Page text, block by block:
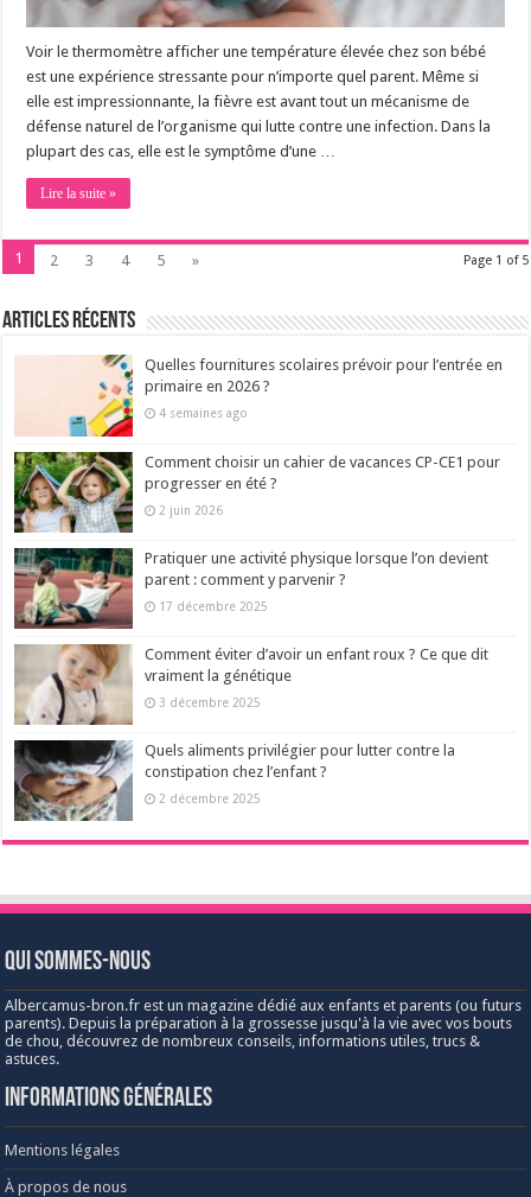
Voir le thermomètre afficher une température élevée chez son bébé
est une expérience stressante pour n’importe quel parent. Même si
elle est impressionnante, la fièvre est avant tout un mécanisme de
défense naturel de l’organisme qui lutte contre une infection. Dans la
plupart des cas, elle est le symptôme d’une …
Lire la suite »
Page 1 of 5
1 2 3 4 5 »
Articles récents
Quelles fournitures scolaires prévoir pour l’entrée en
primaire en 2026 ?
4 semaines ago
Comment choisir un cahier de vacances CP-CE1 pour
progresser en été ?
2 juin 2026
Pratiquer une activité physique lorsque l’on devient
parent : comment y parvenir ?
17 décembre 2025
Comment éviter d’avoir un enfant roux ? Ce que dit
vraiment la génétique
3 décembre 2025
Quels aliments privilégier pour lutter contre la
constipation chez l’enfant ?
2 décembre 2025
Qui sommes-nous
Albercamus-bron.fr est un magazine dédié aux enfants et parents (ou futurs
parents). Depuis la préparation à la grossesse jusqu'à la vie avec vos bouts
de chou, découvrez de nombreux conseils, informations utiles, trucs &
astuces.
Informations générales
Mentions légales
À propos de nous